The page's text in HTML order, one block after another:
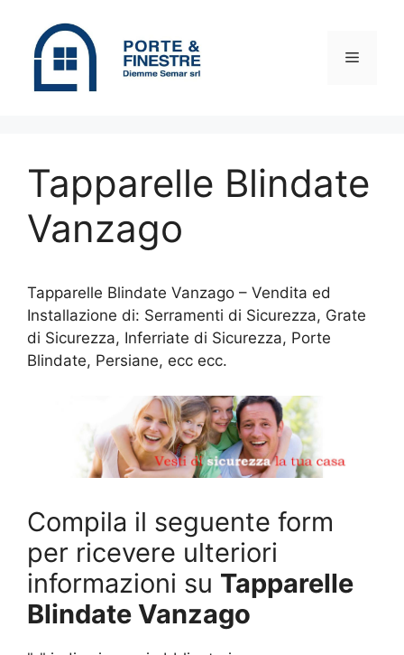
contenuto
Menu
Tapparelle Blindate
Vanzago
Tapparelle Blindate Vanzago – Vendita ed
Installazione di: Serramenti di Sicurezza, Grate
di Sicurezza, Inferriate di Sicurezza, Porte
Blindate, Persiane, ecc ecc.
Compila il seguente form
per ricevere ulteriori
informazioni su Tapparelle
Blindate Vanzago